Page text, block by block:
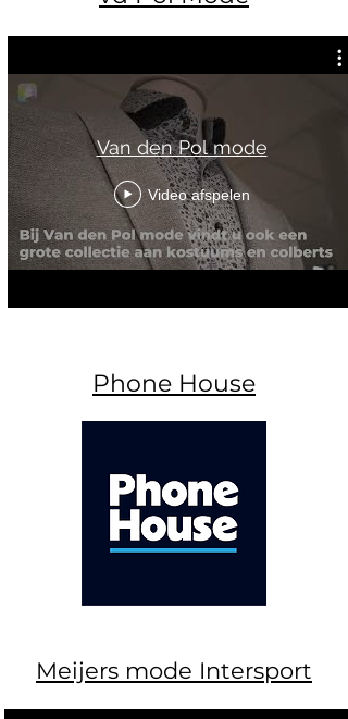
Van den Pol mode
Video afspelen
Phone House
Meijers mode Intersport